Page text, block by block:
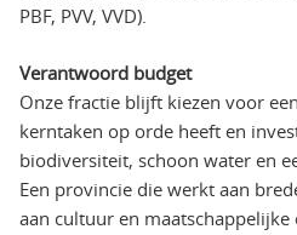
PBF, PVV, VVD).
Verantwoord budget
Onze fractie blijft kiezen voor
kerntaken op orde heeft en
biodiversiteit, schoon water en
Een provincie die werkt aan
aan cultuur en maatschappelijke